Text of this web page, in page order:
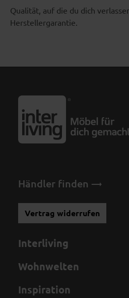
Qualität, auf die du dich
Herstellergarantie.
Händler finden
Vertrag widerrufen
Interliving
Wohnwelten
Inspiration